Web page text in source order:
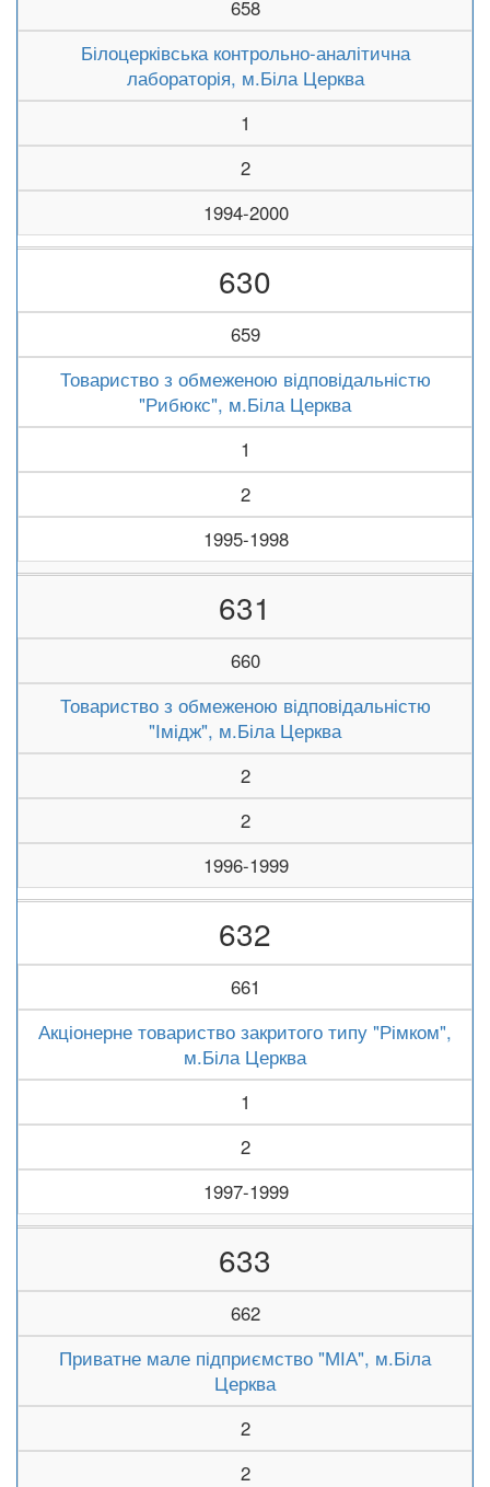
658
Білоцерківська контрольно-аналітична
лабораторія, м.Біла Церква
1
2
1994-2000
630
659
Товариство з обмеженою відповідальністю
"Рибюкс", м.Біла Церква
1
2
1995-1998
631
660
Товариство з обмеженою відповідальністю
"Імідж", м.Біла Церква
2
2
1996-1999
632
661
Акціонерне товариство закритого типу "Рімком",
м.Біла Церква
1
2
1997-1999
633
662
Приватне мале підприємство "МІА", м.Біла
Церква
2
2